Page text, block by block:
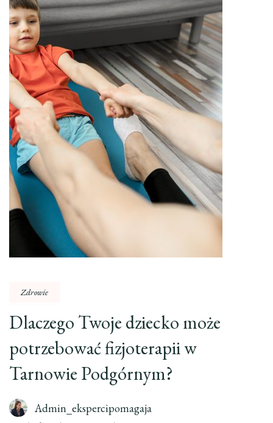
Zdrowie
Dlaczego Twoje dziecko może
potrzebować fizjoterapii w
Tarnowie Podgórnym?
Admin_ekspercipomagaja